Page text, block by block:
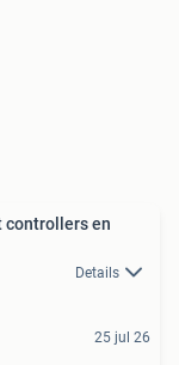
controllers en
Details
25 jul 26